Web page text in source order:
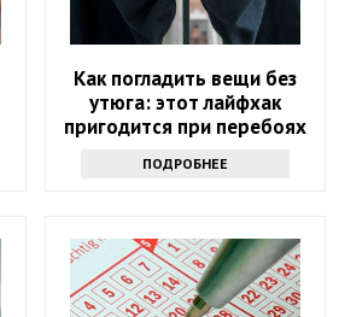
Как погладить вещи без
утюга: этот лайфхак
пригодится при перебоях
ПОДРОБНЕЕ